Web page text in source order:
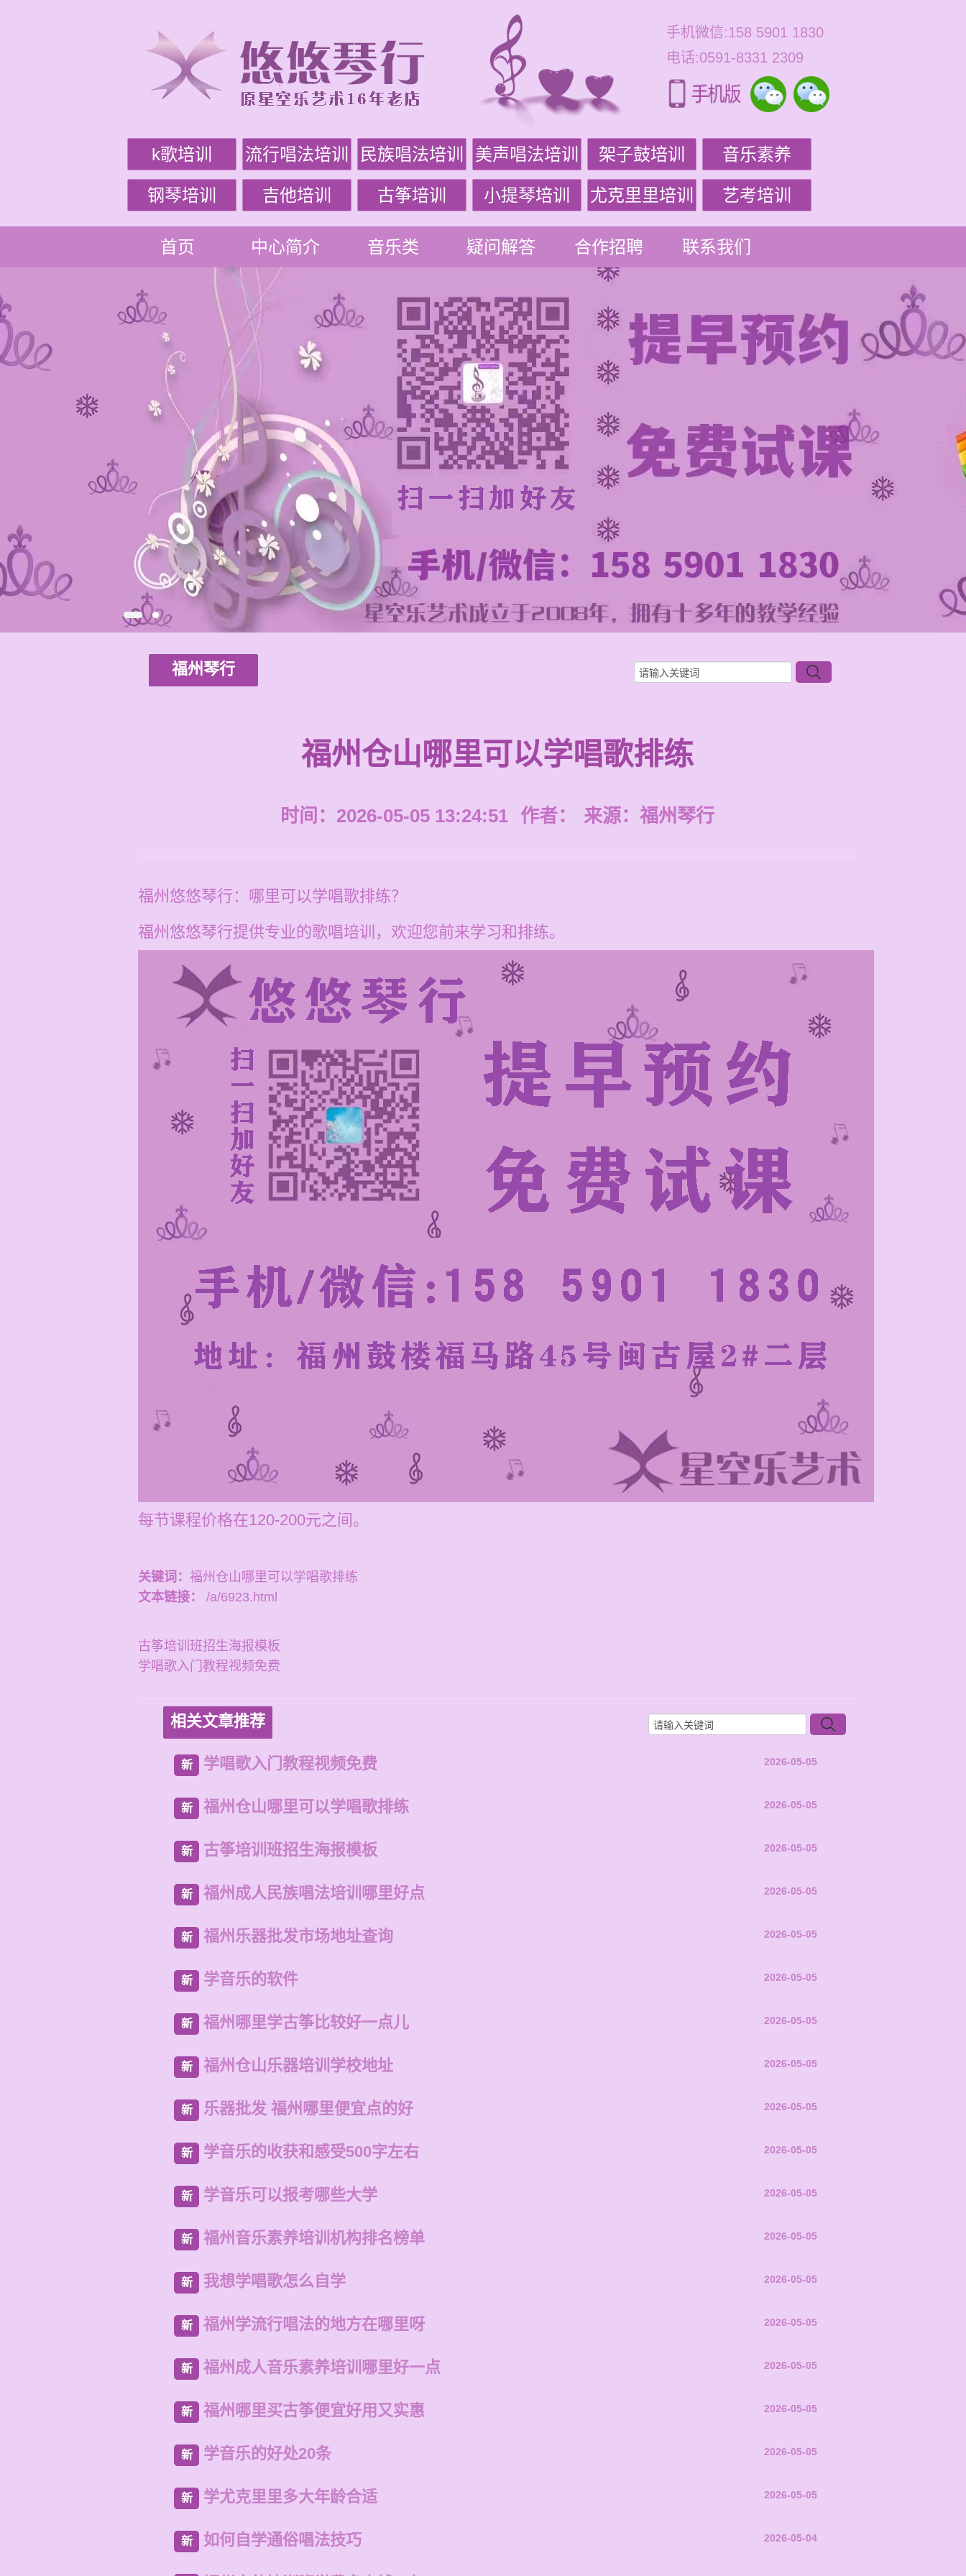
手机微信:158 5901 1830
电话:0591-8331 2309
k歌培训 流行唱法培训 民族唱法培训 美声唱法培训 架子鼓培训 音乐素养
钢琴培训 吉他培训 古筝培训 小提琴培训 尤克里里培训 艺考培训
首页 中心简介 音乐类 疑问解答 合作招聘 联系我们
福州琴行
福州仓山哪里可以学唱歌排练
时间：2026-05-05 13:24:51 作者： 来源： 福州琴行
福州悠悠琴行：哪里可以学唱歌排练？
福州悠悠琴行提供专业的歌唱培训，欢迎您前来学习和排练。
每节课程价格在120-200元之间。
关键词： 福州仓山哪里可以学唱歌排练
文本链接：
/a/6923.html
古筝培训班招生海报模板
学唱歌入门教程视频免费
相关文章推荐
新 学唱歌入门教程视频免费 2026-05-05
新 福州仓山哪里可以学唱歌排练 2026-05-05
新 古筝培训班招生海报模板 2026-05-05
新 福州成人民族唱法培训哪里好点 2026-05-05
新 福州乐器批发市场地址查询 2026-05-05
新 学音乐的软件 2026-05-05
新 福州哪里学古筝比较好一点儿 2026-05-05
新 福州仓山乐器培训学校地址 2026-05-05
新 乐器批发 福州哪里便宜点的好 2026-05-05
新 学音乐的收获和感受500字左右 2026-05-05
新 学音乐可以报考哪些大学 2026-05-05
新 福州音乐素养培训机构排名榜单 2026-05-05
新 我想学唱歌怎么自学 2026-05-05
新 福州学流行唱法的地方在哪里呀 2026-05-05
新 福州成人音乐素养培训哪里好一点 2026-05-05
新 福州哪里买古筝便宜好用又实惠 2026-05-05
新 学音乐的好处20条 2026-05-05
新 学尤克里里多大年龄合适 2026-05-05
新 如何自学通俗唱法技巧 2026-05-04